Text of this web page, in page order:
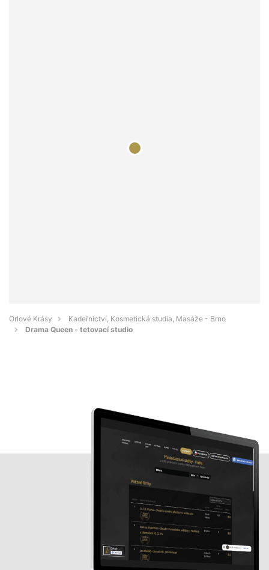
Orlové Krásy
Kadeřnictví, Kosmetická studia, Masáže - Brno
Drama Queen - tetovací studio